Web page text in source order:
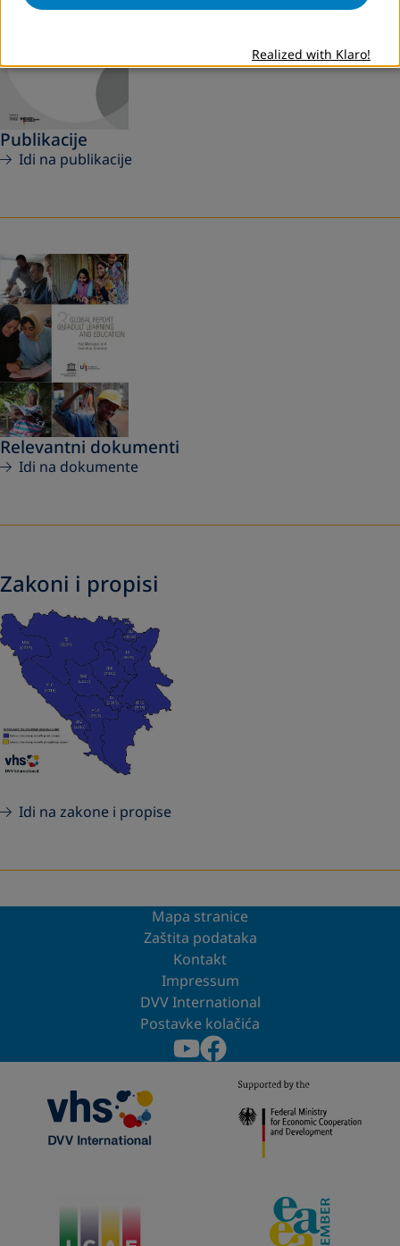
Publikacije
Idi na publikacije
Relevantni dokumenti
Idi na dokumente
Zakoni i propisi
Idi na zakone i propise
Mapa stranice
Zaštita podataka
Kontakt
Impressum
DVV International
Postavke kolačića
Realized with Klaro!